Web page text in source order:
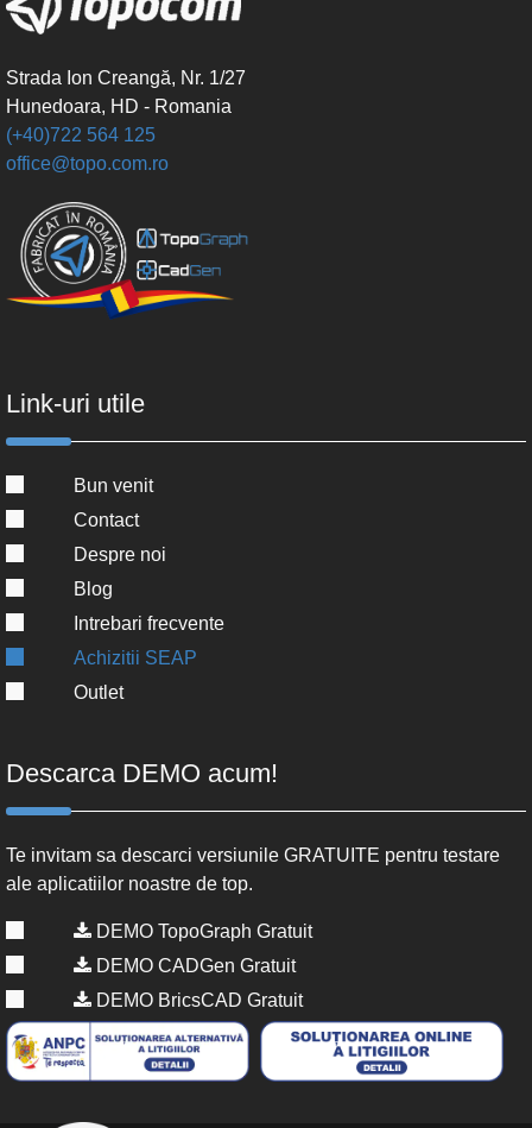
Strada Ion Creangă, Nr. 1/27
Hunedoara, HD - Romania
(+40)722 564 125
office@topo.com.ro
Link-uri utile
Bun venit
Contact
Despre noi
Blog
Intrebari frecvente
Achizitii SEAP
Outlet
Descarca DEMO acum!
Te invitam sa descarci versiunile GRATUITE pentru testare
ale aplicatiilor noastre de top.
DEMO TopoGraph Gratuit
DEMO CADGen Gratuit
DEMO BricsCAD Gratuit